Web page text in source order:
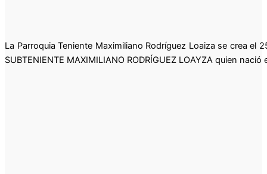
La Parroquia Teniente Maximiliano Rodríguez Loaiza se crea
SUBTENIENTE MAXIMILIANO RODRÍGUEZ LOAYZA quien